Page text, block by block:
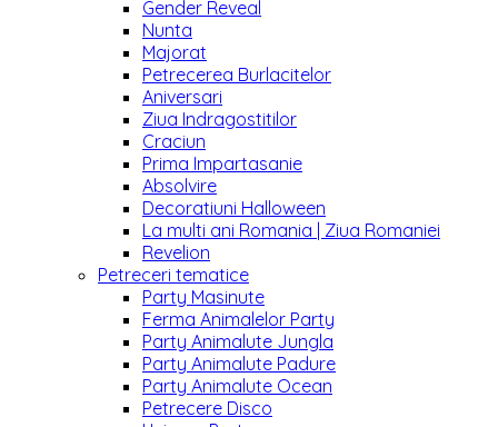
Gender Reveal
Nunta
Majorat
Petrecerea Burlacitelor
Aniversari
Ziua Indragostitilor
Craciun
Prima Impartasanie
Absolvire
Decoratiuni Halloween
La multi ani Romania | Ziua Romaniei
Revelion
Petreceri tematice
Party Masinute
Ferma Animalelor Party
Party Animalute Jungla
Party Animalute Padure
Party Animalute Ocean
Petrecere Disco